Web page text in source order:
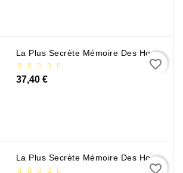
La Plus Secrète Mémoire Des Hommes - Mohamed Mbougar Sarr
37,40 €
favorite_border
La Plus Secrète Mémoire Des Hommes - Mohamed Mbougar Sarr
favorite_border